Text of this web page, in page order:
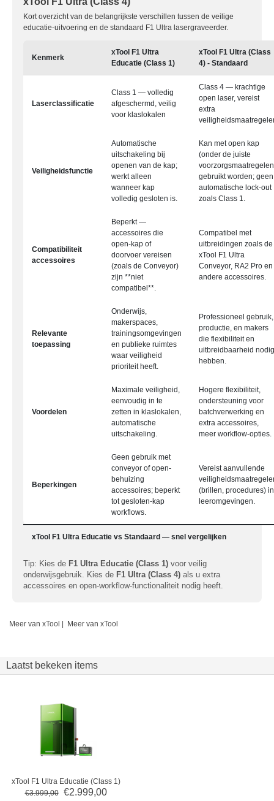
Kort overzicht van de belangrijkste verschillen tussen de veilige
educatie-uitvoering en de standaard F1 Ultra lasergraveerder.
Kenmerk
xTool F1 Ultra
Educatie (Class 1)
xTool F1 Ultra (Class
4) - Standaard
Laserclassificatie
Class 1 — volledig
afgeschermd, veilig
voor klaslokalen
Class 4 — krachtige
open laser, vereist
extra
Veiligheidsfunctie
Automatische
uitschakeling bij
openen van de kap;
werkt alleen
wanneer kap
volledig gesloten is.
Kan met open kap
(onder de juiste
gebruikt worden; geen
automatische lock-out
zoals Class 1.
Compatibiliteit
accessoires
Beperkt —
accessoires die
open-kap of
doorvoer vereisen
(zoals de Conveyor)
zijn **niet
compatibel**.
Compatibel met
uitbreidingen zoals de
xTool F1 Ultra
Conveyor, RA2 Pro en
andere accessoires.
Relevante
toepassing
Onderwijs,
makerspaces,
trainingsomgevingen
en publieke ruimtes
waar veiligheid
prioriteit heeft.
Professioneel gebruik,
productie, en makers
die flexibiliteit en
uitbreidbaarheid nodig
hebben.
Voordelen
Maximale veiligheid,
eenvoudig in te
zetten in klaslokalen,
automatische
uitschakeling.
Hogere flexibiliteit,
ondersteuning voor
batchverwerking en
extra accessoires,
meer workflow-opties.
Beperkingen
Geen gebruik met
conveyor of open-
behuizing
accessoires; beperkt
tot gesloten-kap
workflows.
Vereist aanvullende
(brillen, procedures) in
leeromgevingen.
xTool F1 Ultra Educatie vs Standaard — snel vergelijken
Tip: Kies de F1 Ultra Educatie (Class 1) voor veilig
onderwijsgebruik. Kies de F1 Ultra (Class 4) als u extra
accessoires en open-workflow-functionaliteit nodig heeft.
Meer van xTool | Meer van xTool
Laatst bekeken items
xTool F1 Ultra Educatie (Class 1)
€3.999,00 €2.999,00